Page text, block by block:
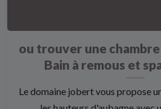
ou trouver une
Bain à remous et
Le domaine jobert vous propose